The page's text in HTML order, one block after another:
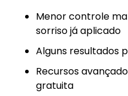
Menor controle
sorriso já aplicado
Alguns resultados
Recursos
gratuita